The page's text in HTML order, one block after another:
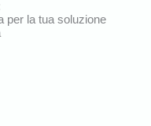
per la tua soluzione